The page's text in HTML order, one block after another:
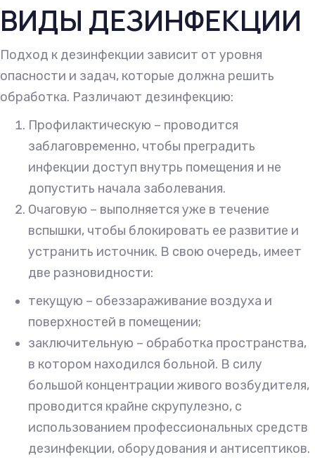
ВИДЫ ДЕЗИНФЕКЦИИ
Подход к дезинфекции зависит от уровня
опасности и задач, которые должна решить
обработка. Различают дезинфекцию:
Профилактическую – проводится
заблаговременно, чтобы преградить
инфекции доступ внутрь помещения и не
допустить начала заболевания.
Очаговую – выполняется уже в течение
вспышки, чтобы блокировать ее развитие и
устранить источник. В свою очередь, имеет
две разновидности:
текущую – обеззараживание воздуха и
поверхностей в помещении;
заключительную – обработка пространства,
в котором находился больной. В силу
большой концентрации живого возбудителя,
проводится крайне скрупулезно, с
использованием профессиональных средств
дезинфекции, оборудования и антисептиков.